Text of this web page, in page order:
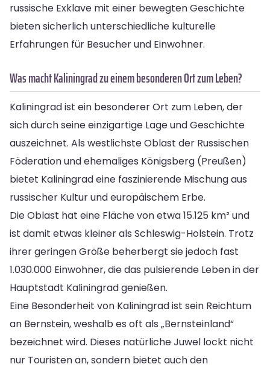
russische Exklave mit einer bewegten Geschichte
bieten sicherlich unterschiedliche kulturelle
Erfahrungen für Besucher und Einwohner.
Was macht Kaliningrad zu einem besonderen Ort zum Leben?
Kaliningrad ist ein besonderer Ort zum Leben, der
sich durch seine einzigartige Lage und Geschichte
auszeichnet. Als westlichste Oblast der Russischen
Föderation und ehemaliges Königsberg (Preußen)
bietet Kaliningrad eine faszinierende Mischung aus
russischer Kultur und europäischem Erbe.
Die Oblast hat eine Fläche von etwa 15.125 km² und
ist damit etwas kleiner als Schleswig-Holstein. Trotz
ihrer geringen Größe beherbergt sie jedoch fast
1.030.000 Einwohner, die das pulsierende Leben in der
Hauptstadt Kaliningrad genießen.
Eine Besonderheit von Kaliningrad ist sein Reichtum
an Bernstein, weshalb es oft als „Bernsteinland“
bezeichnet wird. Dieses natürliche Juwel lockt nicht
nur Touristen an, sondern bietet auch den